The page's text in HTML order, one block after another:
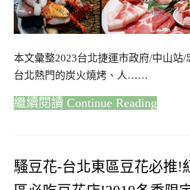
本文彙整2023台北捷運市政府/中山站/
台北熱門的炭火燒烤、人……
Continue Reading
騷豆花-台北東區豆花必推!